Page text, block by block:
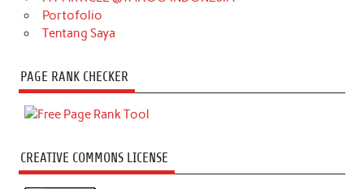
Portofolio
Tentang Saya
PAGE RANK CHECKER
CREATIVE COMMONS LICENSE